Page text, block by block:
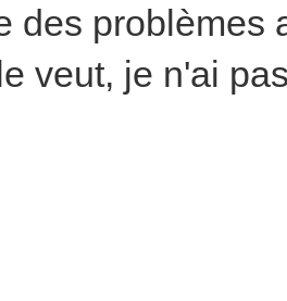
des problèmes
veut, je n'ai